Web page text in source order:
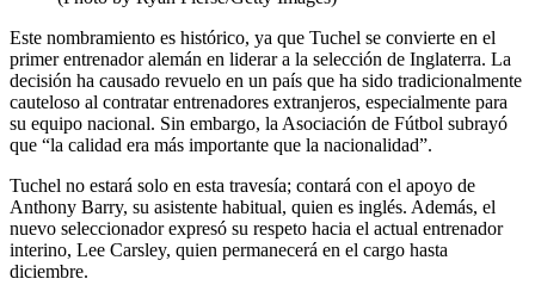
Este nombramiento es histórico, ya que Tuchel se convierte en el
primer entrenador alemán en liderar a la selección de Inglaterra. La
decisión ha causado revuelo en un país que ha sido tradicionalmente
cauteloso al contratar entrenadores extranjeros, especialmente para
su equipo nacional. Sin embargo, la Asociación de Fútbol subrayó
que “la calidad era más importante que la nacionalidad”.
Tuchel no estará solo en esta travesía; contará con el apoyo de
Anthony Barry, su asistente habitual, quien es inglés. Además, el
nuevo seleccionador expresó su respeto hacia el actual entrenador
interino, Lee Carsley, quien permanecerá en el cargo hasta
diciembre.